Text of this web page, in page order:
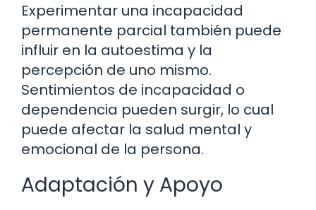
Experimentar una incapacidad
permanente parcial también puede
influir en la autoestima y la
percepción de uno mismo.
Sentimientos de incapacidad o
dependencia pueden surgir, lo cual
puede afectar la salud mental y
emocional de la persona.
Adaptación y Apoyo